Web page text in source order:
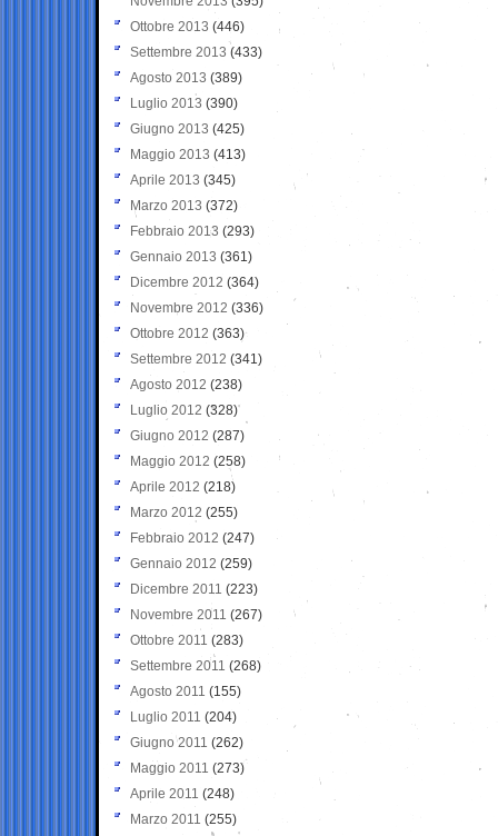
Ottobre 2013 (446)
Settembre 2013 (433)
Agosto 2013 (389)
Luglio 2013 (390)
Giugno 2013 (425)
Maggio 2013 (413)
Aprile 2013 (345)
Marzo 2013 (372)
Febbraio 2013 (293)
Gennaio 2013 (361)
Dicembre 2012 (364)
Novembre 2012 (336)
Ottobre 2012 (363)
Settembre 2012 (341)
Agosto 2012 (238)
Luglio 2012 (328)
Giugno 2012 (287)
Maggio 2012 (258)
Aprile 2012 (218)
Marzo 2012 (255)
Febbraio 2012 (247)
Gennaio 2012 (259)
Dicembre 2011 (223)
Novembre 2011 (267)
Ottobre 2011 (283)
Settembre 2011 (268)
Agosto 2011 (155)
Luglio 2011 (204)
Giugno 2011 (262)
Maggio 2011 (273)
Aprile 2011 (248)
Marzo 2011 (255)